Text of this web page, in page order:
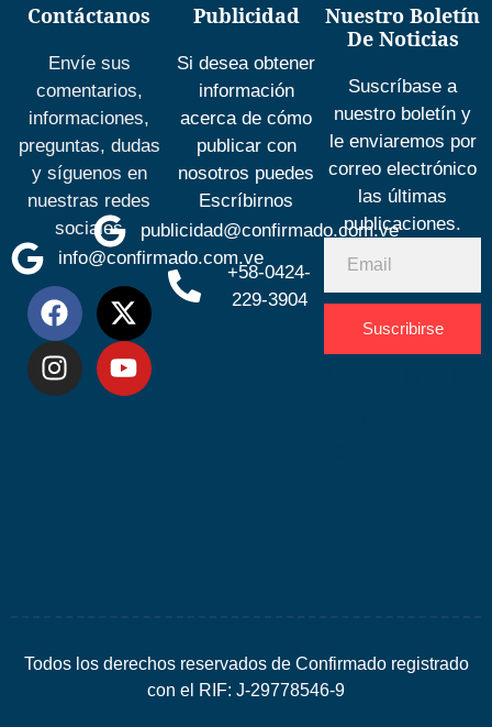
Contáctanos
Envíe sus
comentarios,
informaciones,
preguntas, dudas
y síguenos en
nuestras redes
sociales
info@confirmado.com.ve
Publicidad
Si desea obtener
información
acerca de cómo
publicar con
nosotros puedes
Escríbirnos
publicidad@confirmado.com.ve
+58-0424-
229-3904
Nuestro Boletín
De Noticias
Suscríbase a
nuestro boletín y
le enviaremos por
correo electrónico
las últimas
publicaciones.
Suscribirse
Todos los derechos reservados de Confirmado registrado
con el RIF: J-29778546-9